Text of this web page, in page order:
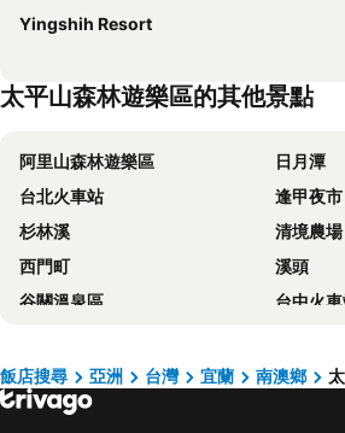
Yingshih Resort
太平山森林遊樂區的其他景點
阿里山森林遊樂區
日月潭
台北火車站
逢甲夜市
杉林溪
清境農場
西門町
溪頭
谷關溫泉區
台中火
關子嶺溫泉
台中一
六福村主題遊樂園
飯店搜尋 亞洲 台灣 宜蘭 南澳鄉